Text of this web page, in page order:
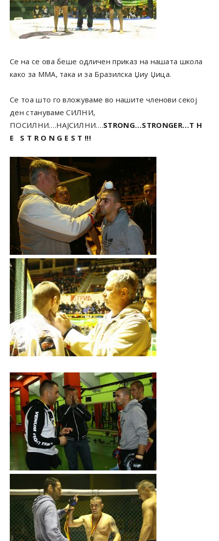
Се на се ова беше одличен приказ на нашата школа
како за ММА, така и за Бразилска Џиу Џица.
Се тоа што го вложуваме во нашите членови секој
ден стануваме СИЛНИ,
ПОСИЛНИ….НАЈСИЛНИ….STRONG…STRONGER…T H
E S T R O N G E S T !!!